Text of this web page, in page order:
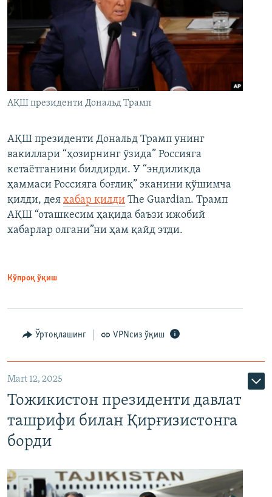
АҚШ президенти Дональд Трамп
АҚШ президенти Дональд Трамп унинг
вакиллари “ҳозирнинг ўзида” Россияга
кетаётганини билдирди. У “эндиликда
ҳаммаси Россияга боғлиқ” эканини қўшимча
қилди, дея хабар қилди The Guardian. Трамп
АҚШ “оташкесим ҳақида баъзи ижобий
хабарлар олгани”ни ҳам қайд этди.
Кўпроқ ўқиш
Ўртоқлашинг VPNсиз ўқиш
Mart 12, 2025
Тожикистон президенти давлат
ташрифи билан Қирғизистонга
борди